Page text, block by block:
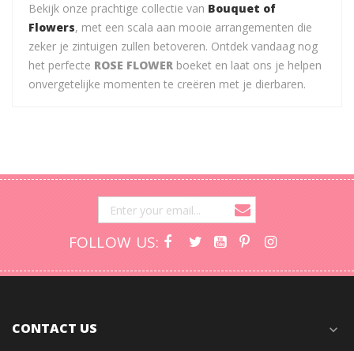
Bekijk onze prachtige collectie van Bouquet of
Flowers, met een scala aan mooie arrangementen die
zeker je zintuigen zullen betoveren. Ontdek vandaag nog
het perfecte ROSE FLOWER boeket en laat ons je helpen
onvergetelijke momenten te creëren met je dierbaren.
FOLLOW US:
CONTACT US expand_more